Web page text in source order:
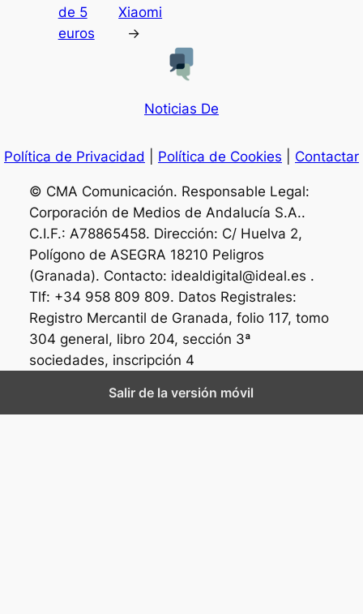
de 5
euros
Xiaomi
→
Noticias De
Política de Privacidad Política de Cookies Contactar
© CMA Comunicación. Responsable Legal:
Corporación de Medios de Andalucía S.A..
C.I.F.: A78865458. Dirección: C/ Huelva 2,
Polígono de ASEGRA 18210 Peligros
(Granada). Contacto: idealdigital@ideal.es .
Tlf: +34 958 809 809. Datos Registrales:
Registro Mercantil de Granada, folio 117, tomo
304 general, libro 204, sección 3ª
sociedades, inscripción 4
Salir de la versión móvil